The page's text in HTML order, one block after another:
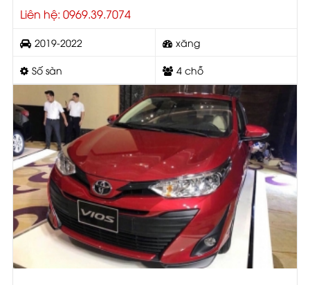
Liên hệ: 0969.39.7074
2019-2022 xăng
Số sàn 4 chỗ